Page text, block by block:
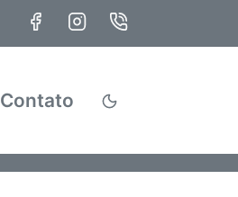
Contato